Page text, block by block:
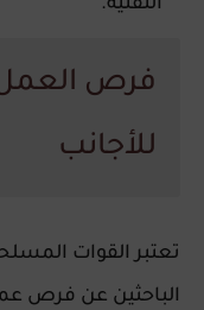
التقنية.
فرص
للأجانب
تعتبر القوات
الباحثين عن فرص